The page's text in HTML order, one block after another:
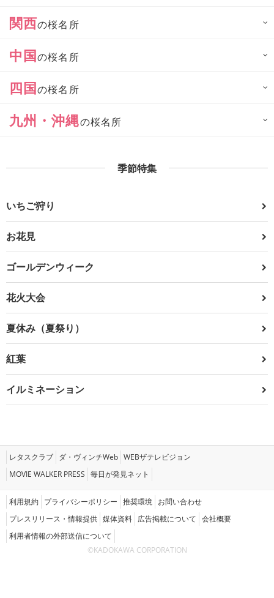
関西の桜名所
中国の桜名所
四国の桜名所
九州・沖縄の桜名所
季節特集
いちご狩り
お花見
ゴールデンウィーク
花火大会
夏休み（夏祭り）
紅葉
イルミネーション
レタスクラブ ダ・ヴィンチWeb WEBザテレビジョン
MOVIE WALKER PRESS 毎日が発見ネット
利用規約 プライバシーポリシー 推奨環境 お問い合わせ
プレスリリース・情報提供 媒体資料 広告掲載について 会社概要
利用者情報の外部送信について
©KADOKAWA CORPORATION